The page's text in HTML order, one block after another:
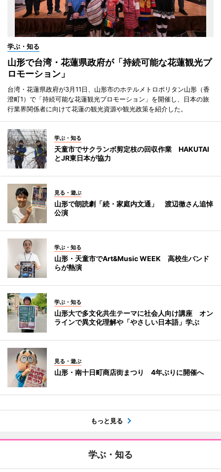
学ぶ・知る
山形で台湾・花蓮県政府が「持続可能な花蓮観光プ
ロモーション」
台湾・花蓮県政府が3月11日、山形市のホテルメトロポリタン山形（香
澄町1）で「持続可能な花蓮観光プロモーション」を開催し、日本の旅
行業界関係者に向けて花蓮の観光資源や観光政策を紹介した。
学ぶ・知る
天童市でサクランボ剪定枝の回収作業 HAKUTAI
とJR東日本が協力
見る・遊ぶ
山形で朗読劇「続・家庭内文通」 渡辺徹さん追悼
公演
学ぶ・知る
山形・天童市でArt&Music WEEK 高校生バンド
らが熱演
学ぶ・知る
山形大で多文化共生テーマに社会人向け講座 オン
ラインで異文化理解や「やさしい日本語」学ぶ
見る・遊ぶ
山形・南十日町商店街まつり 4年ぶりに開催へ
もっと見る
学ぶ・知る